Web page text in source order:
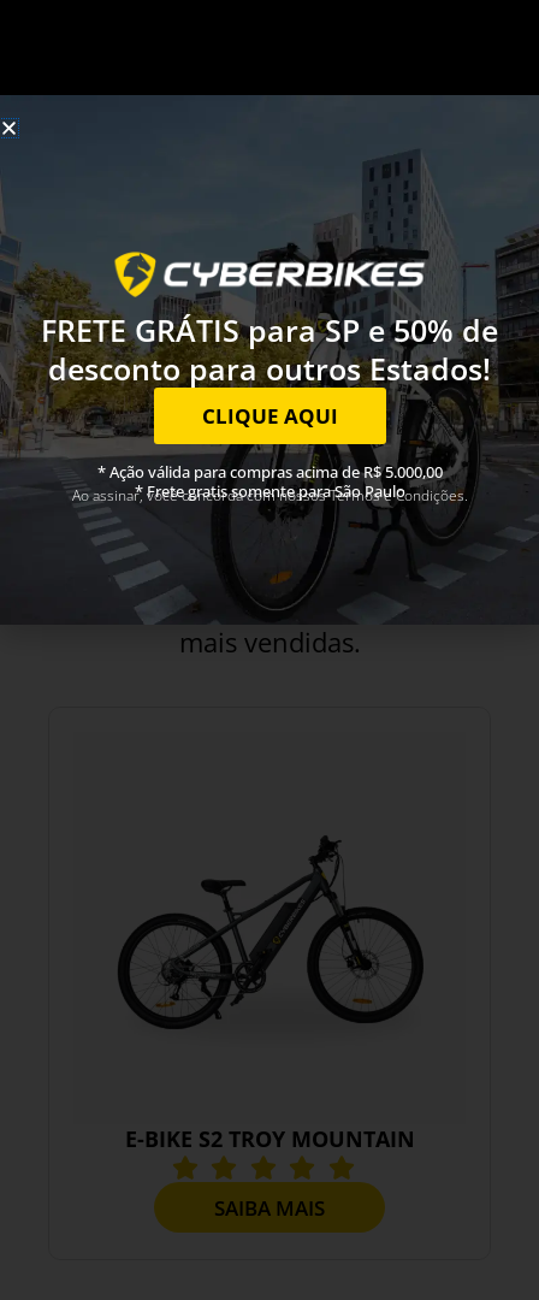
CONHEÇA NOSSAS E-BIKES
ELÉTRICAS
Navegue pelas nossas bicicletas elétricas
mais vendidas.
E-BIKE S2 TROY MOUNTAIN
SAIBA MAIS
FRETE GRÁTIS para SP e 50% de
desconto para outros Estados!
CLIQUE AQUI
* Ação válida para compras acima de R$ 5.000,00
* Frete gratis somente para São Paulo
Ao assinar, você concorda com nossos Termos e Condições.